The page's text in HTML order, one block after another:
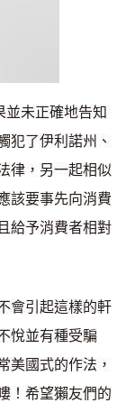
並未正確地告知
犯了伊利諾州、
律，另一起相似
該要事先向消費
給予消費者相對
會引起這樣的軒
悅並有種受騙
美國式的作法，
！希望獺友們的